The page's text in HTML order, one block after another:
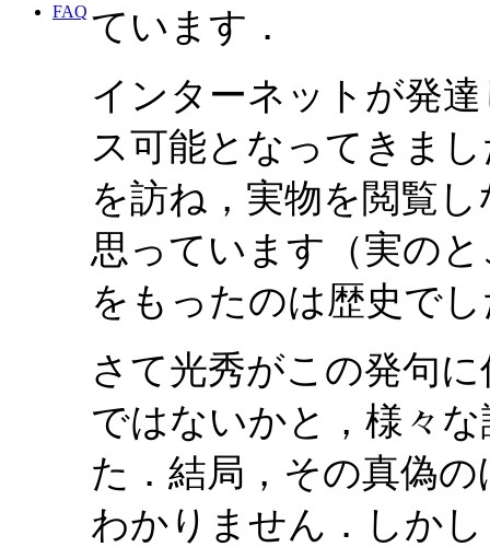
FAQ ています．
インターネットが発
ス可能となってきま
を訪ね，実物を閲覧
思っています（実の
をもったのは歴史で
さて光秀がこの発句
ではないかと，様々
た．結局，その真偽
わかりません．しか